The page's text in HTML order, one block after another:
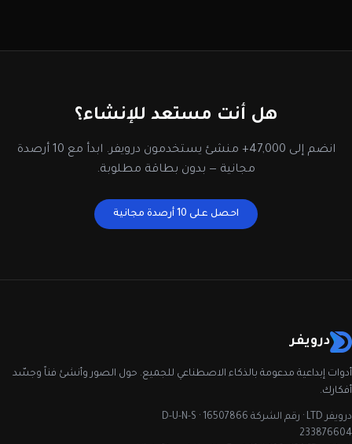
هل أنت مستعد للإنشاء؟
انضم إلى 47,000+ منشئ يستخدمون درويفر. ابدأ مع 10 أرصدة
مجانية — بدون بطاقة مطلوبة.
احصل على 10 أرصدة مجانية
درويفر
أدوات إبداعية مدعومة بالذكاء الاصطناعي للجميع. حول الصور وأنشئ فناً وجسّد
أفكارك.
درويفر LTD · رقم الشركة 16507866 · D-U-N-S
233876604